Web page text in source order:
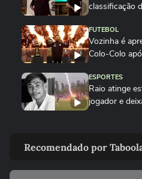
classificação
FUTEBOL
Vozinha é
Colo-Colo
ESPORTES
Raio atinge
jogador e
contra o
ESPORTES
Recomendado por